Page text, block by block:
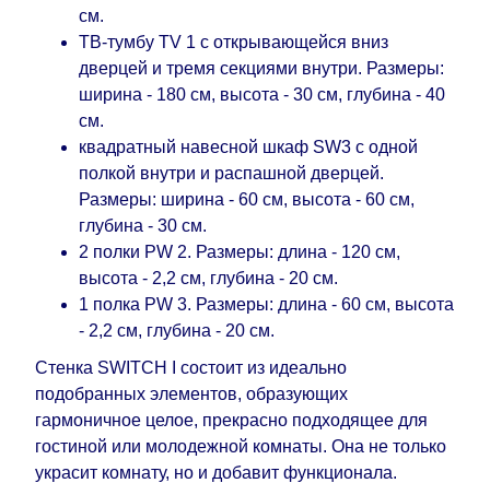
см.
ТВ-тумбу TV 1 с открывающейся вниз
дверцей и тремя секциями внутри. Размеры:
ширина - 180 см, высота - 30 см, глубина - 40
см.
квадратный навесной шкаф SW3 с одной
полкой внутри и распашной дверцей.
Размеры: ширина - 60 см, высота - 60 см,
глубина - 30 см.
2 полки PW 2. Размеры: длина - 120 см,
высота - 2,2 см, глубина - 20 см.
1 полка PW 3. Размеры: длина - 60 см, высота
- 2,2 см, глубина - 20 см.
Стенка SWITCH I состоит из идеально
подобранных элементов, образующих
гармоничное целое, прекрасно подходящее для
гостиной или молодежной комнаты. Она не только
украсит комнату, но и добавит функционала.